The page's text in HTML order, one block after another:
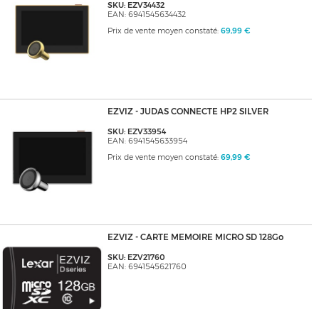
SKU: EZV34432
EAN: 6941545634432
Prix de vente moyen constaté: 69,99 €
EZVIZ - JUDAS CONNECTE HP2 SILVER
SKU: EZV33954
EAN: 6941545633954
Prix de vente moyen constaté: 69,99 €
EZVIZ - CARTE MEMOIRE MICRO SD 128Go
SKU: EZV21760
EAN: 6941545621760